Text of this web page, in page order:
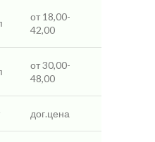
от 18,00-
42,00
от 30,00-
48,00
дог.цена